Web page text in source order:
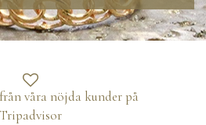
våra nöjda kunder på
Tripadvisor